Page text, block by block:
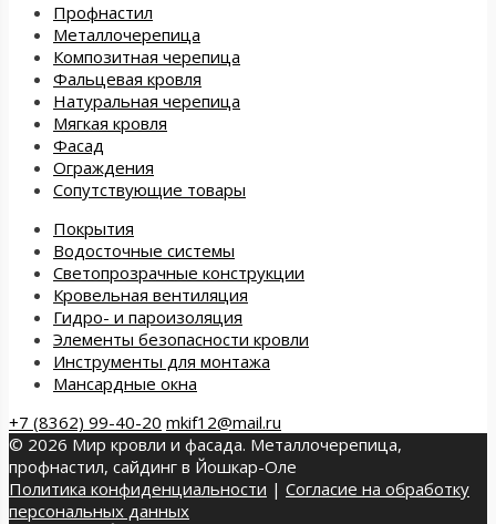
Профнастил
Металлочерепица
Композитная черепица
Фальцевая кровля
Натуральная черепица
Мягкая кровля
Фасад
Ограждения
Сопутствующие товары
Покрытия
Водосточные системы
Светопрозрачные конструкции
Кровельная вентиляция
Гидро- и пароизоляция
Элементы безопасности кровли
Инструменты для монтажа
Мансардные окна
+7 (8362) 99-40-20 mkif12@mail.ru
© 2026 Мир кровли и фасада. Металлочерепица,
профнастил, сайдинг в Йошкар-Оле
Политика конфиденциальности | Согласие на обработку
персональных данных